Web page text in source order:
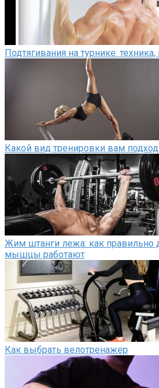
Подтягивания на турнике:
Какой вид тренировки вам
Жим штанги лежа: как правильно
мышцы работают
Как выбрать велотренажер